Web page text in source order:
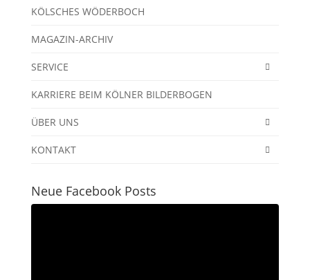
KÖLSCHES WÖDERBOCH
MAGAZIN-ARCHIV
SERVICE
KARRIERE BEIM KÖLNER BILDERBOGEN
ÜBER UNS
KONTAKT
Neue Facebook Posts